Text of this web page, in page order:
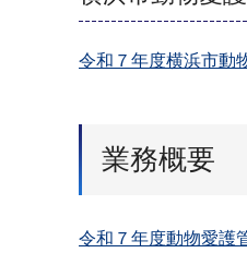
令和７年度横浜市動
業務概要
令和７年度動物愛護